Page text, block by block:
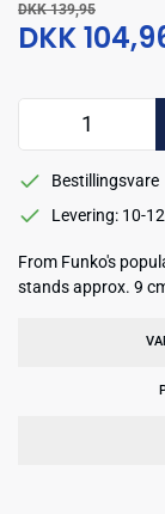
DKK 139,95
DKK
Bestillingsvare
Levering: 10-
From Funko's
stands approx. 9